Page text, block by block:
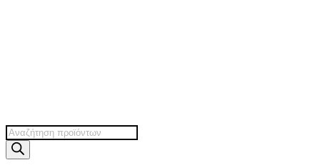
Products
search